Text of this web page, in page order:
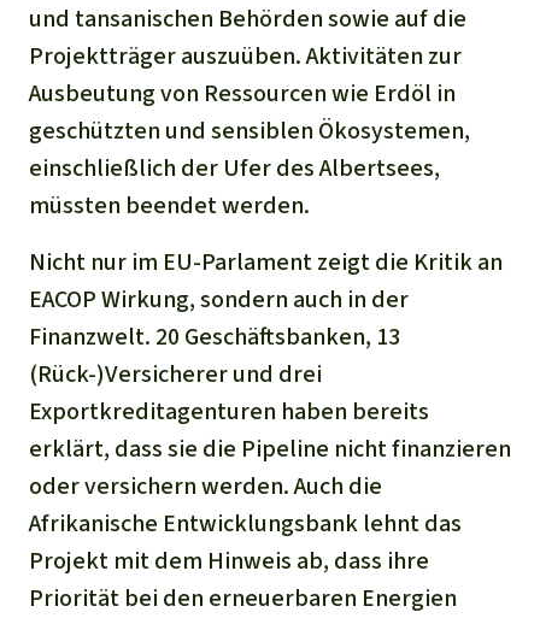
und tansanischen Behörden sowie auf die
Projektträger auszuüben. Aktivitäten zur
Ausbeutung von Ressourcen wie Erdöl in
geschützten und sensiblen Ökosystemen,
einschließlich der Ufer des Albertsees,
müssten beendet werden.
Nicht nur im EU-Parlament zeigt die Kritik an
EACOP Wirkung, sondern auch in der
Finanzwelt. 20 Geschäftsbanken, 13
(Rück-)Versicherer und drei
Exportkreditagenturen haben bereits
erklärt, dass sie die Pipeline nicht finanzieren
oder versichern werden. Auch die
Afrikanische Entwicklungsbank lehnt das
Projekt mit dem Hinweis ab, dass ihre
Priorität bei den erneuerbaren Energien